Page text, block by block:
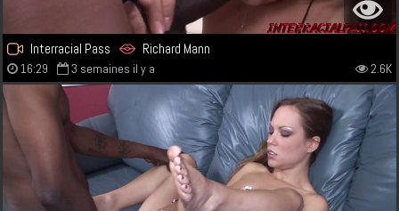
Interracial Pass Richard Mann
16:29 3 semaines il y a 2.6K